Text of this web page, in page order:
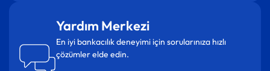
Yardım Merkezi
En iyi bankacılık deneyimi için sorularınıza hızlı
çözümler elde edin.